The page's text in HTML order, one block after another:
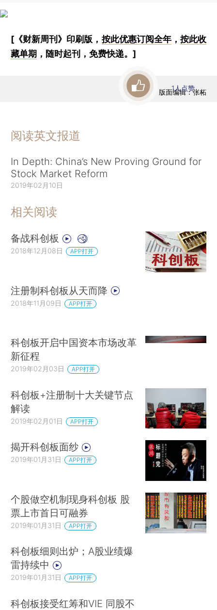
[《财新周刊》印刷版， 按此优惠订阅全年， 按此收
藏单期 ，随时起刊，免费快递。]
版面编辑：张柘
1人点赞
阅读英文报道
In Depth: China’s New Proving Ground for
Stock Market Reform
2019年02月10日
相关阅读
备战科创板
2018年12月08日 APP打开
注册制科创板从天而降
2018年11月09日 APP打开
科创板开启中国资本市场改革
新征程
2019年02月03日 APP打开
科创板+注册制十大关键节点
解读
2019年02月01日 APP打开
揭开科创板面纱
2019年01月31日 APP打开
个股做空机制现身科创板 股
票上市首日可融券
2019年01月31日 APP打开
科创板细则出炉；A股业绩爆
雷持续中
2019年01月31日 APP打开
科创板接受红筹和VIE 同股不